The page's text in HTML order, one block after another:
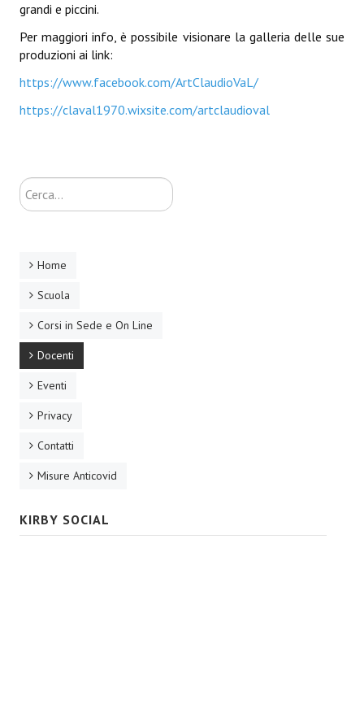
grandi e piccini.
Per maggiori info, è possibile visionare la galleria delle sue
produzioni ai link:
https://www.facebook.com/ArtClaudioVaL/
https://claval1970.wixsite.com/artclaudioval
Cerca...
Home
Scuola
Corsi in Sede e On Line
Docenti
Eventi
Privacy
Contatti
Misure Anticovid
KIRBY SOCIAL